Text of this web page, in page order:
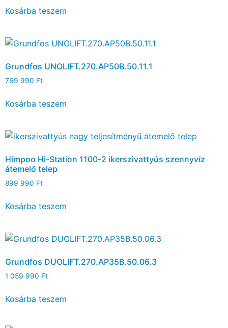
Kosárba teszem
Grundfos UNOLIFT.270.AP50B.50.11.1
769 990 Ft
Kosárba teszem
Himpoo Hi-Station 1100-2 ikerszivattyús szennyvíz
átemelő telep
899 990 Ft
Kosárba teszem
Grundfos DUOLIFT.270.AP35B.50.06.3
1 059 990 Ft
Kosárba teszem